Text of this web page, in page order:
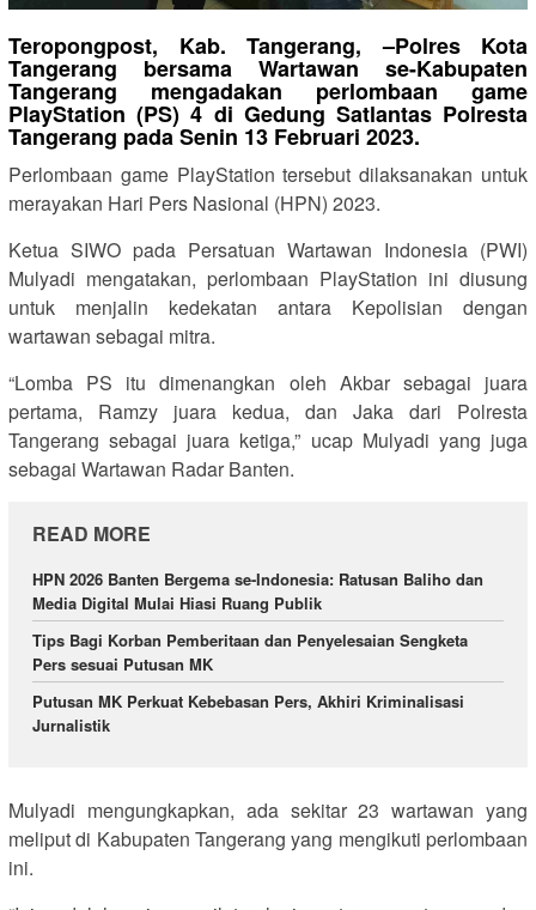
Teropongpost, Kab. Tangerang, –Polres Kota
Tangerang bersama Wartawan se-Kabupaten
Tangerang mengadakan perlombaan game
PlayStation (PS) 4 di Gedung Satlantas Polresta
Tangerang pada Senin 13 Februari 2023.
Perlombaan game PlayStation tersebut dilaksanakan untuk
merayakan Hari Pers Nasional (HPN) 2023.
Ketua SIWO pada Persatuan Wartawan Indonesia (PWI)
Mulyadi mengatakan, perlombaan PlayStation ini diusung
untuk menjalin kedekatan antara Kepolisian dengan
wartawan sebagai mitra.
“Lomba PS itu dimenangkan oleh Akbar sebagai juara
pertama, Ramzy juara kedua, dan Jaka dari Polresta
Tangerang sebagai juara ketiga,” ucap Mulyadi yang juga
sebagai Wartawan Radar Banten.
READ MORE
HPN 2026 Banten Bergema se-Indonesia: Ratusan Baliho dan
Media Digital Mulai Hiasi Ruang Publik
Tips Bagi Korban Pemberitaan dan Penyelesaian Sengketa
Pers sesuai Putusan MK
Putusan MK Perkuat Kebebasan Pers, Akhiri Kriminalisasi
Jurnalistik
Mulyadi mengungkapkan, ada sekitar 23 wartawan yang
meliput di Kabupaten Tangerang yang mengikuti perlombaan
ini.